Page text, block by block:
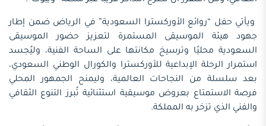
ويأتي حفل “روائع الأوركسترا السعودية” في الرياض ضمن إطار
جهود هيئة الموسيقى المستمرة لتعزيز حضور الموسيقى
السعودية محليًا وترسيخ مكانتها على الساحة الفنية، وليُجسد
استمرار الرحلة الإبداعية للأوركسترا والكورال الوطني السعودي،
بعد سلسلة من النجاحات العالمية، وليمنح الجمهور المحلي
فرصة الاستمتاع بعروض موسيقية استثنائية تُبرز التنوع الثقافي
والفني الذي تزخر به المملكة.